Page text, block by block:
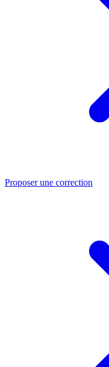
Proposer une correction